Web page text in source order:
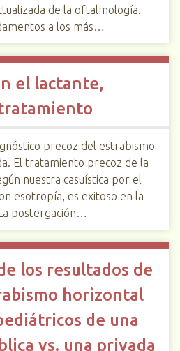
de la oftalmología.
a los más…
el lactante,
precoz del estrabismo
El tratamiento precoz de la
nuestra casuística por el
esotropía, es exitoso en la
postergación…
los resultados de
horizontal
de una
vs. una privada